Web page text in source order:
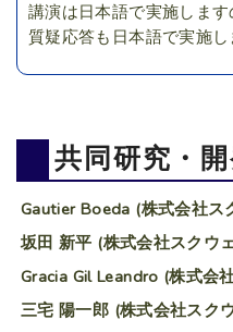
講演は日本語で実施します
質疑応答も日本語で実施し
共同研究・
Gautier Boeda (株式会社ス
坂田 新平 (株式会社スクウ
Gracia Gil Leandro (株式会
三宅 陽一郎 (株式会社スク